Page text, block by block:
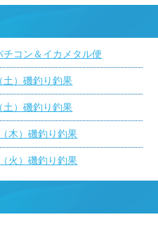
コン＆イカメタル便
）磯釣り釣果
）磯釣り釣果
木）磯釣り釣果
火）磯釣り釣果